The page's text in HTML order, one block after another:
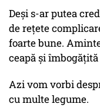
Deși s-ar putea
de rețete
foarte bune.
ceapă și
Azi vom vorbi
cu multe legume.